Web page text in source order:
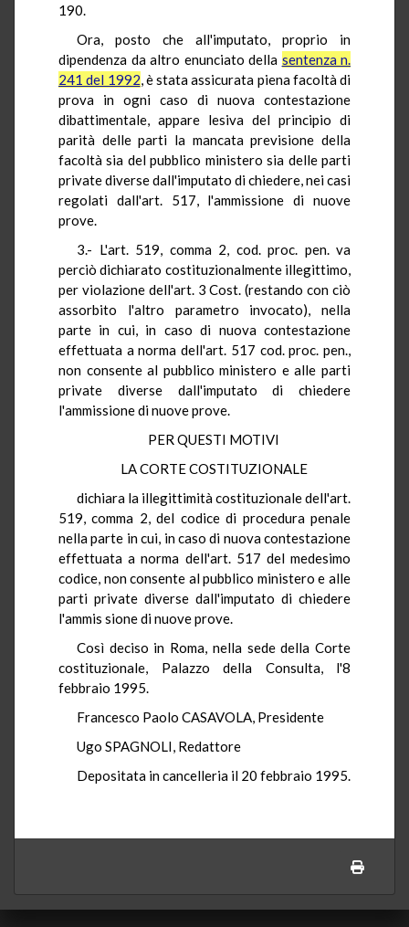
190.
Ora, posto che all'imputato, proprio in
dipendenza da altro enunciato della sentenza n.
241 del 1992, è stata assicurata piena facoltà di
prova in ogni caso di nuova contestazione
dibattimentale, appare lesiva del principio di
parità delle parti la mancata previsione della
facoltà sia del pubblico ministero sia delle parti
private diverse dall'imputato di chiedere, nei casi
regolati dall'art. 517, l'ammissione di nuove
prove.
3.- L'art. 519, comma 2, cod. proc. pen. va
perciò dichiarato costituzionalmente illegittimo,
per violazione dell'art. 3 Cost. (restando con ciò
assorbito l'altro parametro invocato), nella
parte in cui, in caso di nuova contestazione
effettuata a norma dell'art. 517 cod. proc. pen.,
non consente al pubblico ministero e alle parti
private diverse dall'imputato di chiedere
l'ammissione di nuove prove.
PER QUESTI MOTIVI
LA CORTE COSTITUZIONALE
dichiara la illegittimità costituzionale dell'art.
519, comma 2, del codice di procedura penale
nella parte in cui, in caso di nuova contestazione
effettuata a norma dell'art. 517 del medesimo
codice, non consente al pubblico ministero e alle
parti private diverse dall'imputato di chiedere
l'ammis sione di nuove prove.
Così deciso in Roma, nella sede della Corte
costituzionale, Palazzo della Consulta, l'8
febbraio 1995.
Francesco Paolo CASAVOLA, Presidente
Ugo SPAGNOLI, Redattore
Depositata in cancelleria il 20 febbraio 1995.